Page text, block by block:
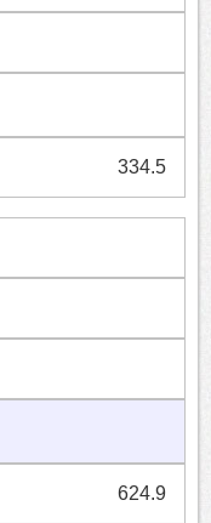
334.5
624.9